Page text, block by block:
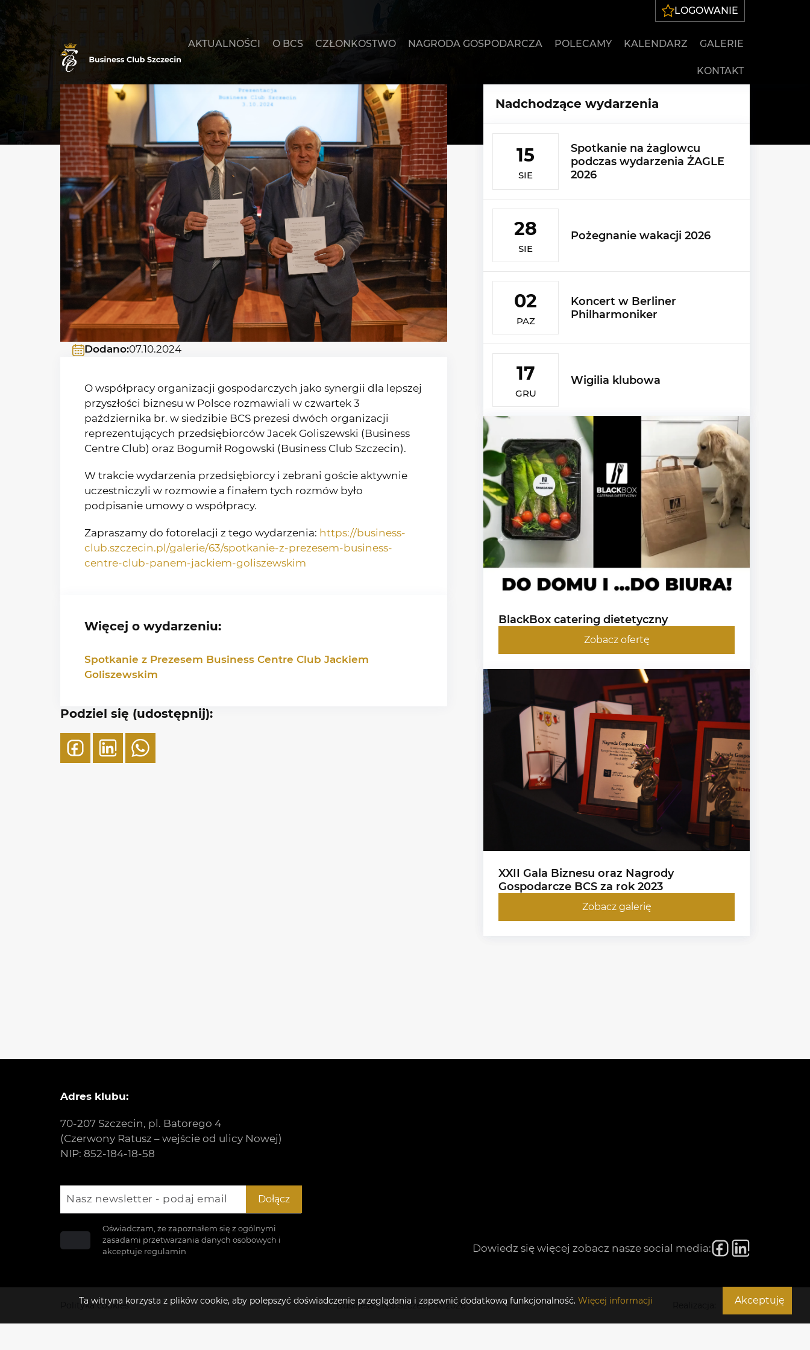
AKTUALNOŚCI O BCS CZŁONKOSTWO NAGRODA GOSPODARCZA POLECAMY KALENDARZ GALERIE
KONTAKT
LOGOWANIE
Dodano:07.10.2024
O współpracy organizacji gospodarczych jako synergii dla lepszej
przyszłości biznesu w Polsce rozmawiali w czwartek 3
października br. w siedzibie BCS prezesi dwóch organizacji
reprezentujących przedsiębiorców Jacek Goliszewski (Business
Centre Club) oraz Bogumił Rogowski (Business Club Szczecin).
W trakcie wydarzenia przedsiębiorcy i zebrani goście aktywnie
uczestniczyli w rozmowie a finałem tych rozmów było
podpisanie umowy o współpracy.
Zapraszamy do fotorelacji z tego wydarzenia: https://business-
club.szczecin.pl/galerie/63/spotkanie-z-prezesem-business-
centre-club-panem-jackiem-goliszewskim
Więcej o wydarzeniu:
Spotkanie z Prezesem Business Centre Club Jackiem
Goliszewskim
Podziel się (udostępnij):
Nadchodzące wydarzenia
15
SIE
Spotkanie na żaglowcu
podczas wydarzenia ŻAGLE
2026
28
SIE
Pożegnanie wakacji 2026
02
PAZ
Koncert w Berliner
Philharmoniker
17
GRU
Wigilia klubowa
BlackBox catering dietetyczny
Zobacz ofertę
XXII Gala Biznesu oraz Nagrody
Gospodarcze BCS za rok 2023
Zobacz galerię
Adres klubu:
70-207 Szczecin, pl. Batorego 4
(Czerwony Ratusz – wejście od ulicy Nowej)
NIP: 852-184-18-58
Nasz newsletter - podaj email
Oświadczam, że zapoznałem się z ogólnymi
zasadami przetwarzania danych osobowych i
akceptuje regulamin
Dołącz
Dowiedz się więcej zobacz nasze social media:
Polityka cookies Business Club Szczecin © 2026
Ta witryna korzysta z plików cookie, aby polepszyć doświadczenie przeglądania i zapewnić dodatkową funkcjonalność. Więcej informacji Akceptuję